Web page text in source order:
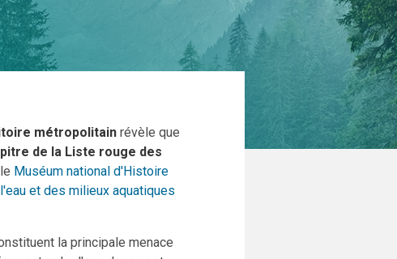
métropolitain révèle que
de la Liste rouge des
Muséum national d'Histoire
et des milieux aquatiques
la principale menace